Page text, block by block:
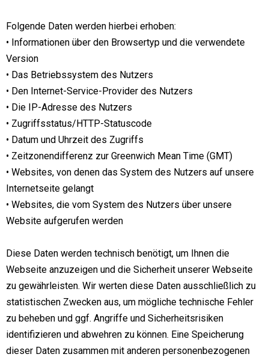
Folgende Daten werden hierbei erhoben:
• Informationen über den Browsertyp und die verwendete
Version
• Das Betriebssystem des Nutzers
• Den Internet-Service-Provider des Nutzers
• Die IP-Adresse des Nutzers
• Zugriffsstatus/HTTP-Statuscode
• Datum und Uhrzeit des Zugriffs
• Zeitzonendifferenz zur Greenwich Mean Time (GMT)
• Websites, von denen das System des Nutzers auf unsere
Internetseite gelangt
• Websites, die vom System des Nutzers über unsere
Website aufgerufen werden
Diese Daten werden technisch benötigt, um Ihnen die
Webseite anzuzeigen und die Sicherheit unserer Webseite
zu gewährleisten. Wir werten diese Daten ausschließlich zu
statistischen Zwecken aus, um mögliche technische Fehler
zu beheben und ggf. Angriffe und Sicherheitsrisiken
identifizieren und abwehren zu können. Eine Speicherung
dieser Daten zusammen mit anderen personenbezogenen